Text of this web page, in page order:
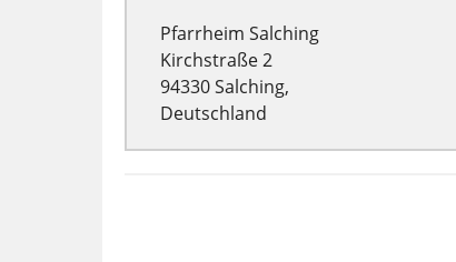
Pfarrheim Salching
Kirchstraße 2
94330 Salching,
Deutschland